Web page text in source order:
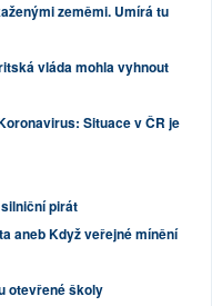
zeměmi. Umírá tu
vláda mohla vyhnout
Situace v ČR je
pirát
aneb Když veřejné mínění
otevřené školy